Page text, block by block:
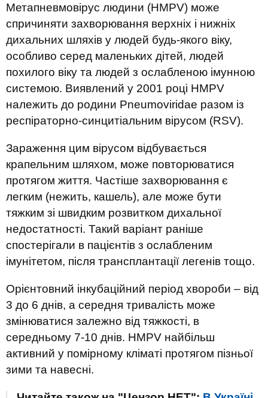
Метапневмовірус людини (HMPV) може
спричиняти захворювання верхніх і нижніх
дихальних шляхів у людей будь-якого віку,
особливо серед маленьких дітей, людей
похилого віку та людей з ослабленою імунною
системою. Виявлений у 2001 році HMPV
належить до родини Pneumoviridae разом із
респіраторно-синцитіальним вірусом (RSV).
Зараження цим вірусом відбувається
крапельним шляхом, може повторюватися
протягом життя. Частіше захворювання є
легким (нежить, кашель), але може бути
тяжким зі швидким розвитком дихальної
недостатності. Такий варіант раніше
спостерігали в пацієнтів з ослабленим
імунітетом, після трансплантації легенів тощо.
Орієнтовний інкубаційний період хвороби – від
3 до 6 днів, а середня тривалість може
змінюватися залежно від тяжкості, в
середньому 7-10 днів. HMPV найбільш
активний у помірному кліматі протягом пізньої
зими та навесні.